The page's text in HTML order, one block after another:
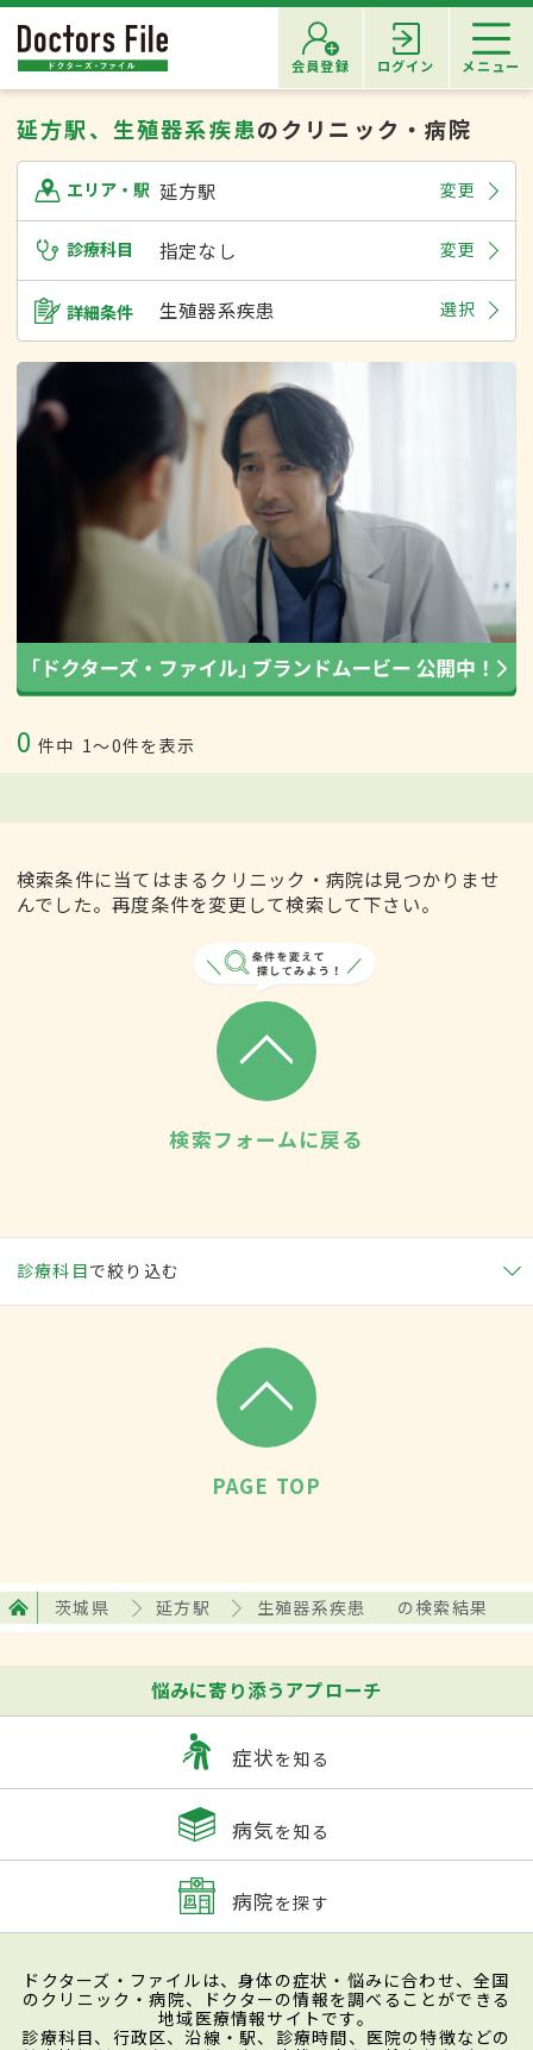
会員登録 ログイン メニュー
延方駅、生殖器系疾患のクリニック・病院
エリア・駅 延方駅 変更
診療科目 指定なし 変更
詳細条件 生殖器系疾患 選択
0 件中 1〜0件を表示
検索条件に当てはまるクリニック・病院は見つかりませ
んでした。再度条件を変更して検索して下さい。
検索フォームに戻る
診療科目で絞り込む
PAGE TOP
茨城県 延方駅 生殖器系疾患 の検索結果
悩みに寄り添うアプローチ
症状を知る
病気を知る
病院を探す
ドクターズ・ファイルは、身体の症状・悩みに合わせ、全国
のクリニック・病院、ドクターの情報を調べることができる
地域医療情報サイトです。
診療科目、行政区、沿線・駅、診療時間、医院の特徴などの